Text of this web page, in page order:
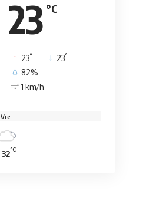
23 °C
23° 23°
82%
1 km/h
Vie
32°C